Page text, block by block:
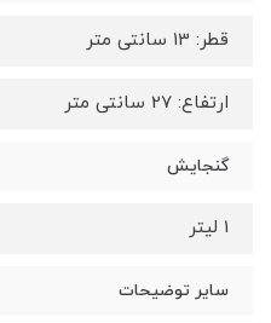
قطر: 13 سانتی متر
ارتفاع: 27 سانتی متر
گنجایش
1 لیتر
سایر توضیحات